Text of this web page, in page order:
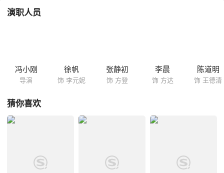
方。情急之下，她做出了艰难选择——救弟弟。此事成为方登心中难以磨
出了一番事业。32年后，这家人的命运却因为5·12汶川地震再次发生了交
叠……
演职人员
冯小刚
导演
徐帆
饰 李元妮
张静初
饰 方登
李晨
饰 方达
陈道明
饰 王德清
猜你喜欢